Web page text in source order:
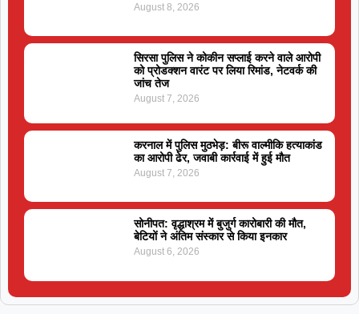
August 8, 2026
सिरसा पुलिस ने कोकीन सप्लाई करने वाले आरोपी
को प्रोडक्शन वारंट पर लिया रिमांड, नेटवर्क की
जांच तेज
August 7, 2026
करनाल में पुलिस मुठभेड़: बीरू वाल्मीकि हत्याकांड
का आरोपी ढेर, जवाबी कार्रवाई में हुई मौत
August 7, 2026
सोनीपत: वृद्धाश्रम में बुजुर्ग कारोबारी की मौत,
बेटियों ने अंतिम संस्कार से किया इनकार
August 6, 2026